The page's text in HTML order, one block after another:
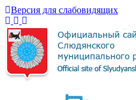
Версия для слабовидящих